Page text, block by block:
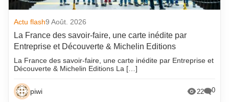
Actu flash9 Août. 2026
La France des savoir-faire, une carte inédite par
Entreprise et Découverte & Michelin Editions
La France des savoir-faire, une carte inédite par Entreprise et
Découverte & Michelin Editions La […]
piwi 22 0